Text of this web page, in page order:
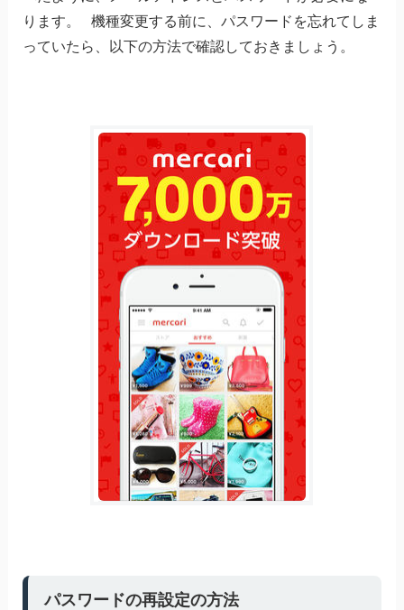
ります。 機種変更する前に、パスワードを忘れてしま
っていたら、以下の方法で確認しておきましょう。
パスワードの再設定の方法